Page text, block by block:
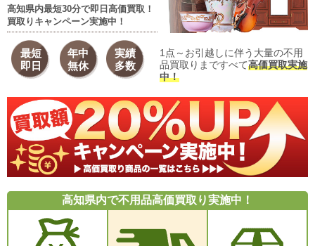
高知県内最短30分で即日高価買取！
買取りキャンペーン実施中！
最短
即日
年中
無休
実績
多数
1点～お引越しに伴う大量の不用
品買取りまですべて高価買取実施
中！
高知県内で不用品高価買取り実施中！